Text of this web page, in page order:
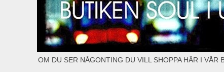
OM DU SER NÅGONTING DU VILL SHOPPA HÄR I VÅR